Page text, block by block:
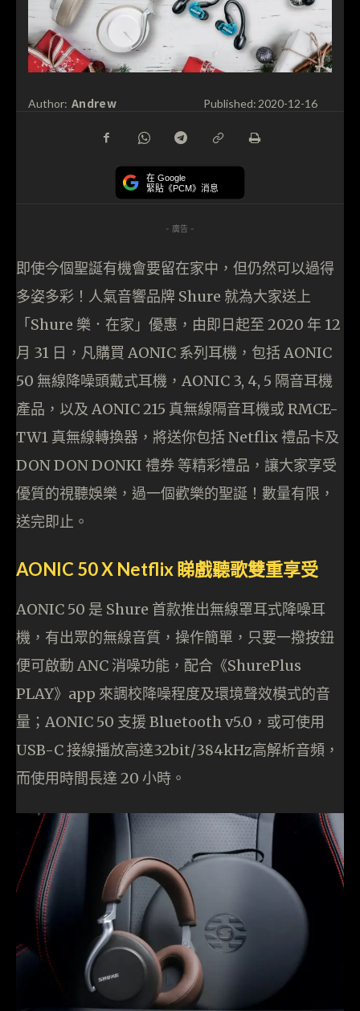
Author: Andrew Published: 2020-12-16
在 Google
緊貼《PCM》消息
- 廣告 -
即使今個聖誕有機會要留在家中，但仍然可以過得
多姿多彩！人氣音響品牌 Shure 就為大家送上
「Shure 樂．在家」優惠，由即日起至 2020 年 12
月 31 日，凡購買 AONIC 系列耳機，包括 AONIC
50 無線降噪頭戴式耳機，AONIC 3, 4, 5 隔音耳機
產品，以及 AONIC 215 真無線隔音耳機或 RMCE-
TW1 真無線轉換器，將送你包括 Netflix 禮品卡及
DON DON DONKI 禮券 等精彩禮品，讓大家享受
優質的視聽娛樂，過一個歡樂的聖誕！數量有限，
送完即止。
AONIC 50 X Netflix 睇戲聽歌雙重享受
AONIC 50 是 Shure 首款推出無線罩耳式降噪耳
機，有出眾的無線音質，操作簡單，只要一撥按鈕
便可啟動 ANC 消噪功能，配合《ShurePlus
PLAY》app 來調校降噪程度及環境聲效模式的音
量；AONIC 50 支援 Bluetooth v5.0，或可使用
USB-C 接線播放高達32bit/384kHz高解析音頻，
而使用時間長達 20 小時。